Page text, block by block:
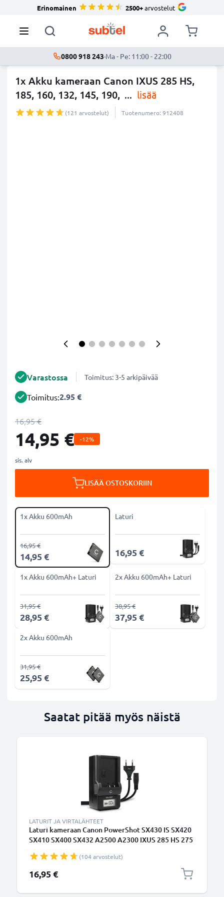
Erinomainen 2500+arvostelut
0800 918 243·Ma - Pe: 11:00 - 22:00
1x Akku kameraan Canon IXUS 285 HS,
185, 160, 132, 145, 190, ... lisää
(121 arvostelut) Tuotenumero: 912408
Varastossa Toimitus: 3-5 arkipäivää
Toimitus:2.95 €
16,95 €
14,95 € -12%
sis. alv
LISÄÄ OSTOSKORIIN
1x Akku 600mAh
14,95 €
16,95 €
Laturi
16,95 €
1x Akku 600mAh+ Laturi
28,95 €
31,95 €
2x Akku 600mAh+ Laturi
37,95 €
38,95 €
2x Akku 600mAh
25,95 €
31,95 €
Saatat pitää myös näistä
LATURIT JA VIRTALÄHTEET
Laturi kameraan Canon PowerShot SX430 IS SX420
SX410 SX400 SX432 A2500 A2300 IXUS 285 HS 275
(104 arvostelut)
16,95 €